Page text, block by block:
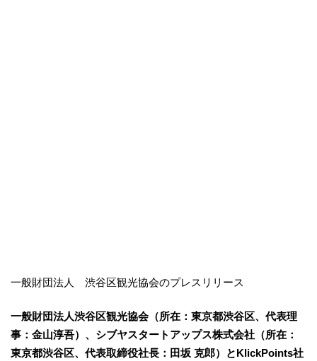
一般財団法人 渋谷区観光協会のプレスリリース
一般財団法人渋谷区観光協会（所在：東京都渋谷区、代表理
事：金山淳吾）、シブヤスタートアップス株式会社（所在：
東京都渋谷区、代表取締役社長：田坂 克郎）とKlickPoints社